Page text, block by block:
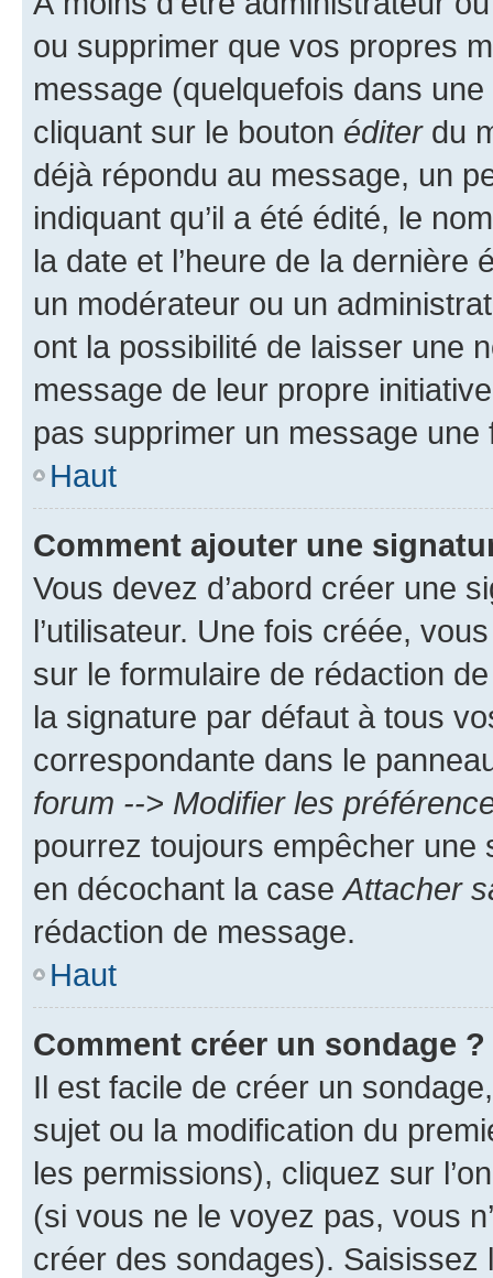
ou supprimer que vos propres
message (quelquefois dans
cliquant sur le bouton éditerdu
déjà répondu au message, un
indiquant qu’il a été édité, le
la date et l’heure de la dernière
un modérateur ou un
ont la possibilité de laisser une
message de leur propre
pas supprimer un message une
Haut
Comment ajouter une
Vous devez d’abord créer une
l’utilisateur. Une fois créée,
sur le formulaire de rédaction
la signature par défaut à tous
correspondante dans le
forum --> Modifier les
pourrez toujours empêcher une
en décochant la caseAttacher
rédaction de message.
Haut
Comment créer un sondage ?
Il est facile de créer un
sujet ou la modification du
les permissions), cliquez sur
(si vous ne le voyez pas, vous
créer des sondages).